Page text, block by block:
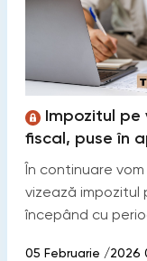
Impozitul pe
fiscal, puse în
În continuare
vizează impozitul
începând cu
05 Februarie /2026